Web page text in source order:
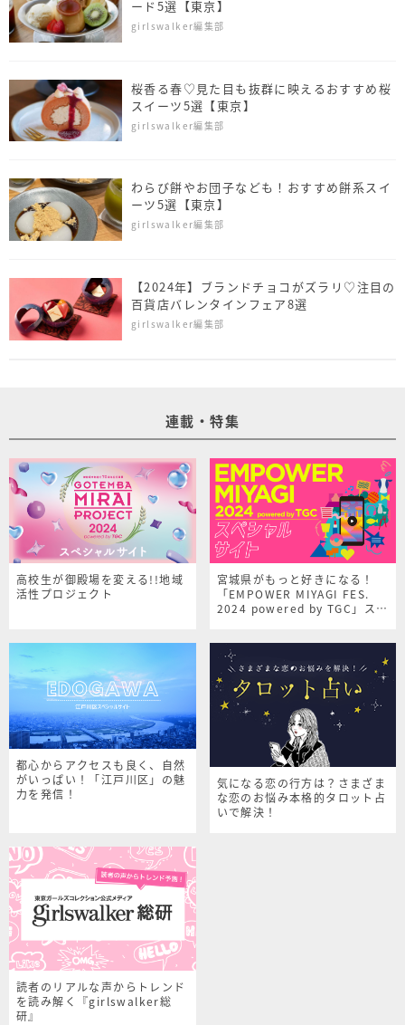
ード5選【東京】
girlswalker編集部
桜香る春♡見た目も抜群に映えるおすすめ桜
スイーツ5選【東京】
girlswalker編集部
わらび餅やお団子なども！おすすめ餅系スイ
ーツ5選【東京】
girlswalker編集部
【2024年】ブランドチョコがズラリ♡注目の
百貨店バレンタインフェア8選
girlswalker編集部
連載・特集
高校生が御殿場を変える!!地域
活性プロジェクト
宮城県がもっと好きになる！
「EMPOWER MIYAGI FES.
2024 powered by TGC」スペ
都心からアクセスも良く、自然
がいっぱい！「江戸川区」の魅
力を発信！
気になる恋の行方は？さまざま
な恋のお悩み本格的タロット占
いで解決！
読者のリアルな声からトレンド
を読み解く『girlswalker総
研』